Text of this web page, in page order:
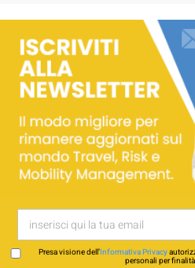
Presa visione dell’Informativa Privacy
personali per